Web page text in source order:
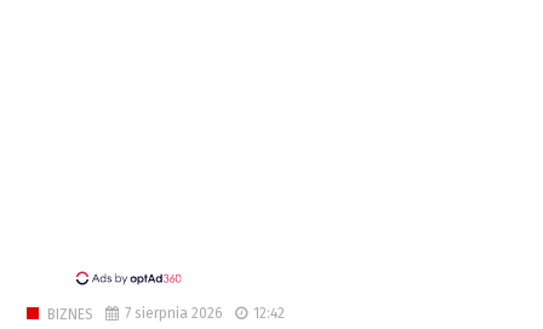
BIZNES 7 sierpnia 2026 12:42